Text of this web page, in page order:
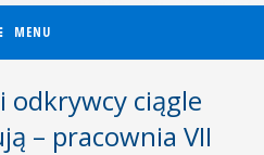
MENU
odkrywcy ciągle
– pracownia VII